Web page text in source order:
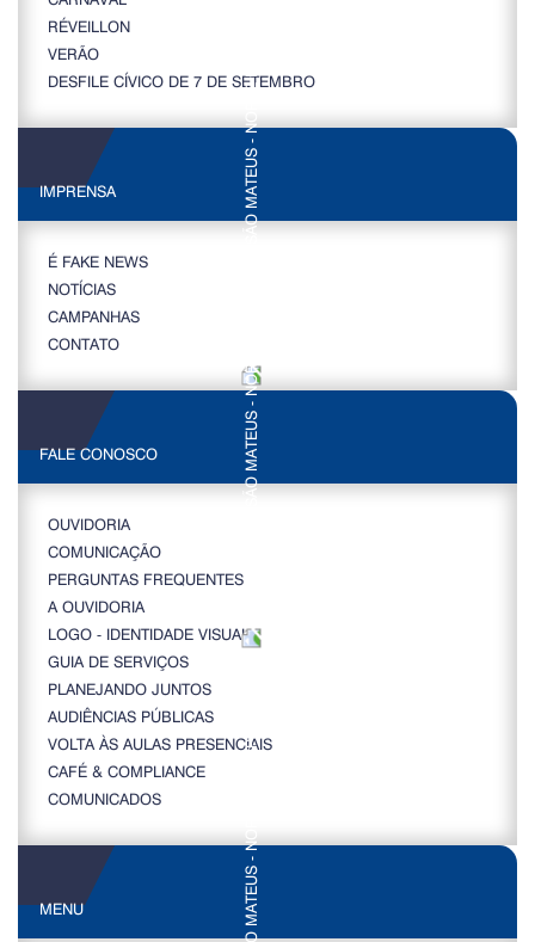
RÉVEILLON
VERÃO
DESFILE CÍVICO DE 7 DE SETEMBRO
IMPRENSA
É FAKE NEWS
NOTÍCIAS
CAMPANHAS
CONTATO
FALE CONOSCO
OUVIDORIA
COMUNICAÇÃO
PERGUNTAS FREQUENTES
A OUVIDORIA
LOGO - IDENTIDADE VISUAL
GUIA DE SERVIÇOS
PLANEJANDO JUNTOS
AUDIÊNCIAS PÚBLICAS
VOLTA ÀS AULAS PRESENCIAIS
CAFÉ & COMPLIANCE
COMUNICADOS
MENU